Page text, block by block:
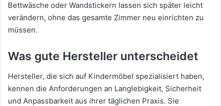
Bettwäsche oder Wandstickern lassen sich später leicht
verändern, ohne das gesamte Zimmer neu einrichten zu
müssen.
Was gute Hersteller unterscheidet
Hersteller, die sich auf Kindermöbel spezialisiert haben,
kennen die Anforderungen an Langlebigkeit, Sicherheit
und Anpassbarkeit aus ihrer täglichen Praxis. Sie